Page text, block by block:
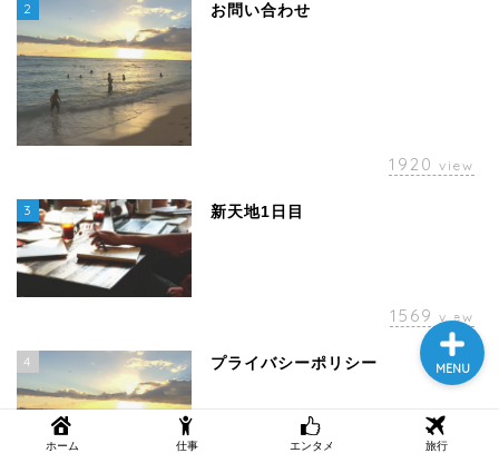
2 お問い合わせ
1920 view
3 新天地1日目
1569 view
4 プライバシーポリシー
ホーム 仕事 エンタメ 旅行
MENU
ホーム